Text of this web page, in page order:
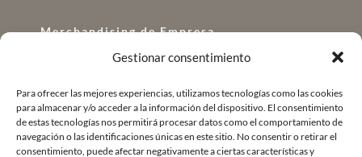
Gestionar consentimiento
Para ofrecer las mejores experiencias, utilizamos tecnologías como las cookies
para almacenar y/o acceder a la información del dispositivo. El consentimiento
de estas tecnologías nos permitirá procesar datos como el comportamiento de
navegación o las identificaciones únicas en este sitio. No consentir o retirar el
consentimiento, puede afectar negativamente a ciertas características y
Merchandising de Empresa
Regalos Corporativos
Regalo de Empresa Original